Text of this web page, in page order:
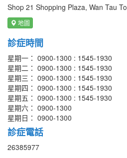
Shop 21 Shopping Plaza, Wan Tau
地圖
診症時間
星期一： 0900-1300 : 1545-1930
星期二： 0900-1300 : 1545-1930
星期三： 0900-1300 : 1545-1930
星期四： 0900-1300 : 1545-1930
星期五： 0900-1300 : 1545-1930
星期六： 0900-1300
星期日： 0900-1300
診症電話
26385977